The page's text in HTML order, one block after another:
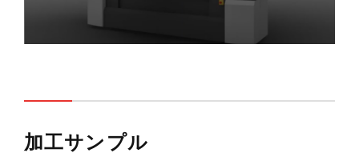
加工サンプル